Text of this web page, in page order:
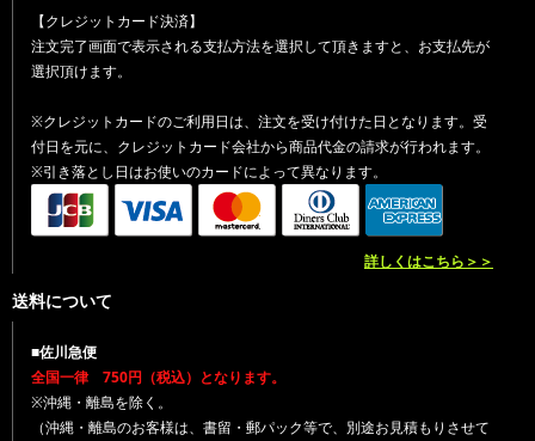
【クレジットカード決済】
注文完了画面で表示される支払方法を選択して頂きますと、お支払先が
選択頂けます。
※クレジットカードのご利用日は、注文を受け付けた日となります。受
付日を元に、クレジットカード会社から商品代金の請求が行われます。
※引き落とし日はお使いのカードによって異なります。
詳しくはこちら＞＞
送料について
■佐川急便
全国一律 750円（税込）となります。
※沖縄・離島を除く。
（沖縄・離島のお客様は、書留・郵パック等で、別途お見積もりさせて